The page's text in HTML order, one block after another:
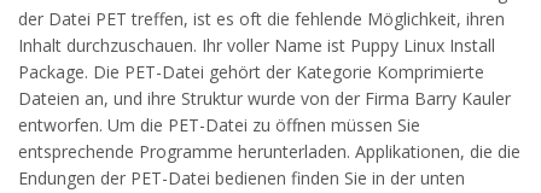
der Datei PET treffen, ist es oft die fehlende Möglichkeit, ihren
Inhalt durchzuschauen. Ihr voller Name ist Puppy Linux Install
Package. Die PET-Datei gehört der Kategorie Komprimierte
Dateien an, und ihre Struktur wurde von der Firma Barry Kauler
entworfen. Um die PET-Datei zu öffnen müssen Sie
entsprechende Programme herunterladen. Applikationen, die die
Endungen der PET-Datei bedienen finden Sie in der unten